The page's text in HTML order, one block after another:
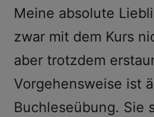
Meine absolute
zwar mit dem Kurs
aber trotzdem
Vorgehensweise ist
Buchleseübung. Sie